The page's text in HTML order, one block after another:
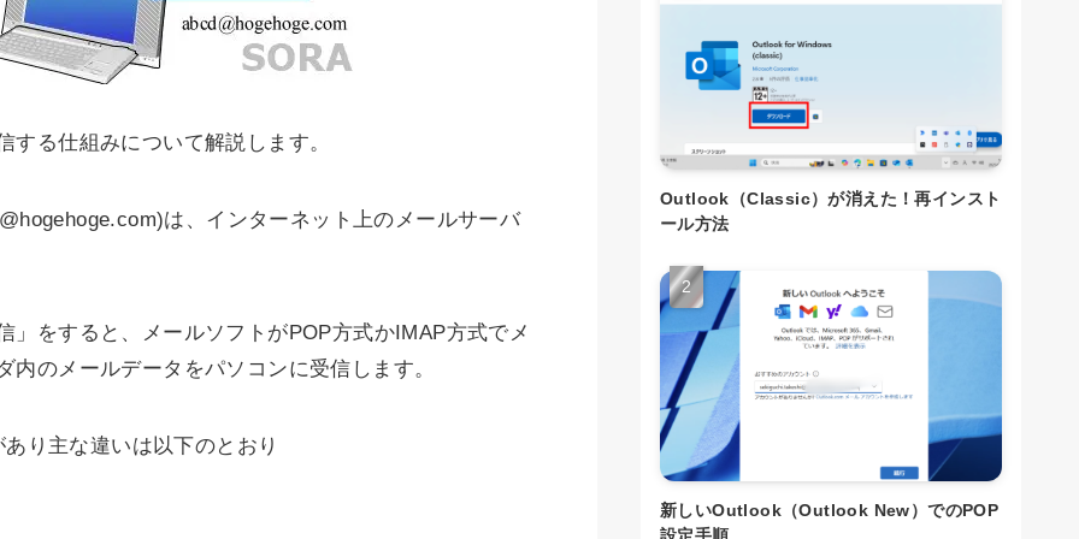
る仕組みについて解説します。
は、インターネット上のメールサーバ
をすると、メールソフトがPOP方式かIMAP方式でメ
のメールデータをパソコンに受信します。
り主な違いは以下のとおり
Outlook（Classic）が消えた！再インスト
ール方法
新しいOutlook（Outlook New）でのPOP